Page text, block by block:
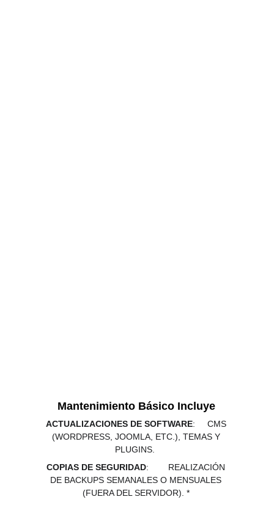
Mantenimiento Básico Incluye
ACTUALIZACIONES DE SOFTWARE:     CMS
(WORDPRESS, JOOMLA, ETC.), TEMAS Y
PLUGINS.
COPIAS DE SEGURIDAD:        REALIZACIÓN
DE BACKUPS SEMANALES O MENSUALES
(FUERA DEL SERVIDOR). *